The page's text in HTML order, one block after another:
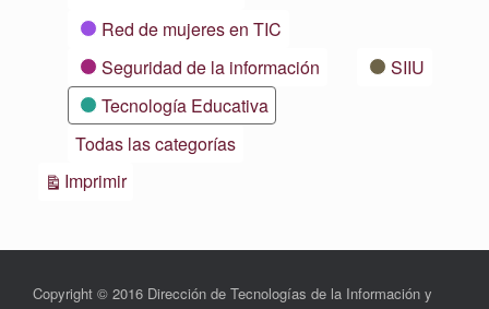
Red de mujeres en TIC
Seguridad de la información
SIIU
Tecnología Educativa
Todas las categorías
ImprimirVistas
Copyright © 2016 Dirección de Tecnologías de la Información y